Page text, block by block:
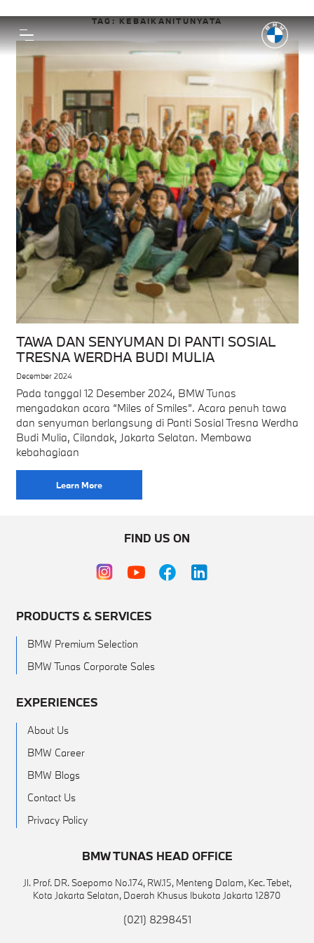
TAG:KEBAIKANITUNYATA
TAWA DAN SENYUMAN DI PANTI SOSIAL
TRESNA WERDHA BUDI MULIA
December 2024
Pada tanggal 12 Desember 2024, BMW Tunas
mengadakan acara “Miles of Smiles”. Acara penuh tawa
dan senyuman berlangsung di Panti Sosial Tresna Werdha
Budi Mulia, Cilandak, Jakarta Selatan. Membawa
kebahagiaan
Learn More
FIND US ON
PRODUCTS & SERVICES
BMW Premium Selection
BMW Tunas Corporate Sales
EXPERIENCES
About Us
BMW Career
BMW Blogs
Contact Us
Privacy Policy
BMW TUNAS HEAD OFFICE
Jl. Prof. DR. Soepomo No.174, RW.15, Menteng Dalam, Kec. Tebet,
Kota Jakarta Selatan, Daerah Khusus Ibukota Jakarta 12870
(021) 8298451